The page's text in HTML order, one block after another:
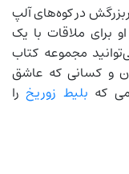
در کوه‌های آلپ
برای ملاقات با یک
مجموعه کتاب
و کسانی که عاشق
که بلیط زوریخرا